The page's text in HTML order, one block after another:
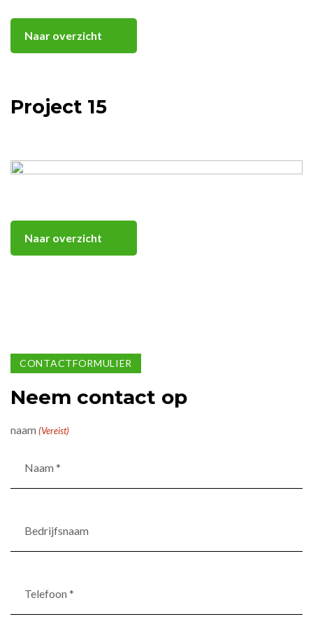
Naar overzicht
Project 15
Naar overzicht
CONTACTFORMULIER
Neem contact op
naam (Vereist)
(Vereist)